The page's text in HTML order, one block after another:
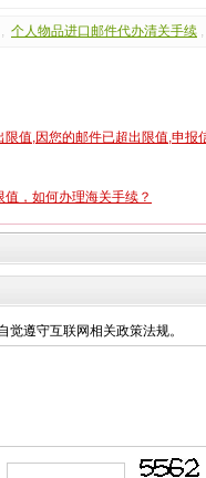
, 个人物品进口邮件代办清关手续 ,
值,因您的邮件已超出限值,申
，如何办理海关手续？
遵守互联网相关政策法规。